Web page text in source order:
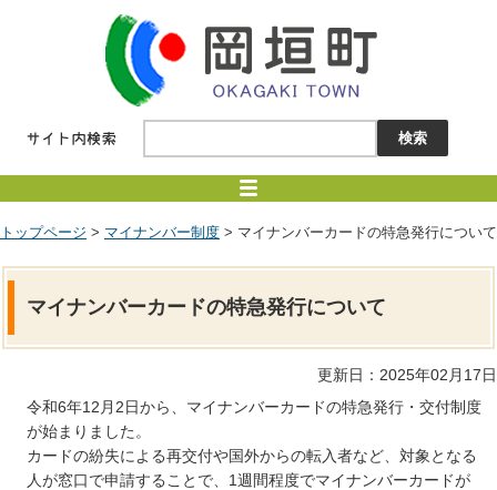
トップページ > マイナンバー制度 > マイナンバーカードの特急発行について
マイナンバーカードの特急発行について
更新日：2025年02月17日
令和6年12月2日から、マイナンバーカードの特急発行・交付制度
が始まりました。
カードの紛失による再交付や国外からの転入者など、対象となる
人が窓口で申請することで、1週間程度でマイナンバーカードが